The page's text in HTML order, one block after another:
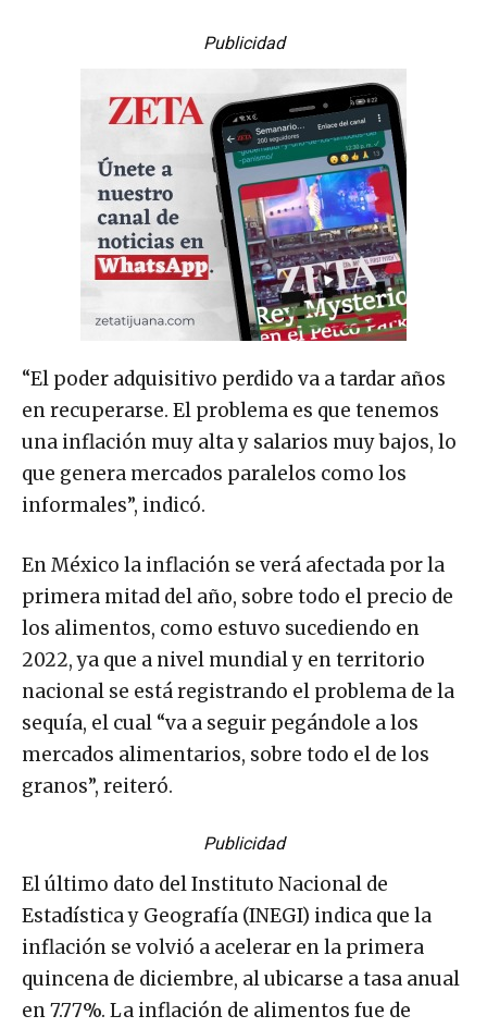
Publicidad
“El poder adquisitivo perdido va a tardar años
en recuperarse. El problema es que tenemos
una inflación muy alta y salarios muy bajos, lo
que genera mercados paralelos como los
informales”, indicó.
En México la inflación se verá afectada por la
primera mitad del año, sobre todo el precio de
los alimentos, como estuvo sucediendo en
2022, ya que a nivel mundial y en territorio
nacional se está registrando el problema de la
sequía, el cual “va a seguir pegándole a los
mercados alimentarios, sobre todo el de los
granos”, reiteró.
Publicidad
El último dato del Instituto Nacional de
Estadística y Geografía (INEGI) indica que la
inflación se volvió a acelerar en la primera
quincena de diciembre, al ubicarse a tasa anual
en 7.77%. La inflación de alimentos fue de